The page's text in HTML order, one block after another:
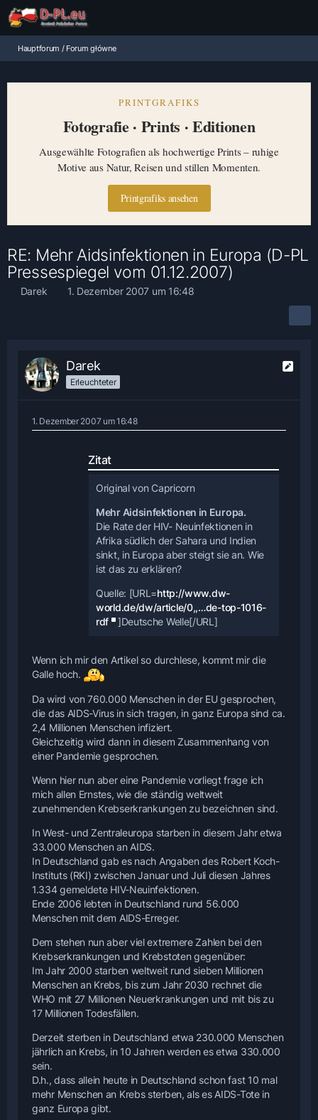
Hauptforum / Forum główne
PRINTGRAFIKS
Fotografie · Prints · Editionen
Ausgewählte Fotografien als hochwertige Prints – ruhige
Motive aus Natur, Reisen und stillen Momenten.
Printgrafiks ansehen
RE: Mehr Aidsinfektionen in Europa (D-PL
Pressespiegel vom 01.12.2007)
Darek 1. Dezember 2007 um 16:48
Darek
Erleuchteter
1. Dezember 2007 um 16:48
Zitat
Original von Capricorn
Mehr Aidsinfektionen in Europa.
Die Rate der HIV- Neuinfektionen in
Afrika südlich der Sahara und Indien
sinkt, in Europa aber steigt sie an. Wie
ist das zu erklären?
Quelle: [URL=http://www.dw-
world.de/dw/article/0,,…de-top-1016-
rdf
]Deutsche Welle[/URL]
Wenn ich mir den Artikel so durchlese, kommt mir die
Galle hoch.
Da wird von 760.000 Menschen in der EU gesprochen,
die das AIDS-Virus in sich tragen, in ganz Europa sind ca.
2,4 Millionen Menschen infiziert.
Gleichzeitig wird dann in diesem Zusammenhang von
einer Pandemie gesprochen.
Wenn hier nun aber eine Pandemie vorliegt frage ich
mich allen Ernstes, wie die ständig weltweit
zunehmenden Krebserkrankungen zu bezeichnen sind.
In West- und Zentraleuropa starben in diesem Jahr etwa
33.000 Menschen an AIDS.
In Deutschland gab es nach Angaben des Robert Koch-
Instituts (RKI) zwischen Januar und Juli diesen Jahres
1.334 gemeldete HIV-Neuinfektionen.
Ende 2006 lebten in Deutschland rund 56.000
Menschen mit dem AIDS-Erreger.
Dem stehen nun aber viel extremere Zahlen bei den
Krebserkrankungen und Krebstoten gegenüber:
Im Jahr 2000 starben weltweit rund sieben Millionen
Menschen an Krebs, bis zum Jahr 2030 rechnet die
WHO mit 27 Millionen Neuerkrankungen und mit bis zu
17 Millionen Todesfällen.
Derzeit sterben in Deutschland etwa 230.000 Menschen
jährlich an Krebs, in 10 Jahren werden es etwa 330.000
sein.
D.h., dass allein heute in Deutschland schon fast 10 mal
mehr Menschen an Krebs sterben, als es AIDS-Tote in
ganz Europa gibt.